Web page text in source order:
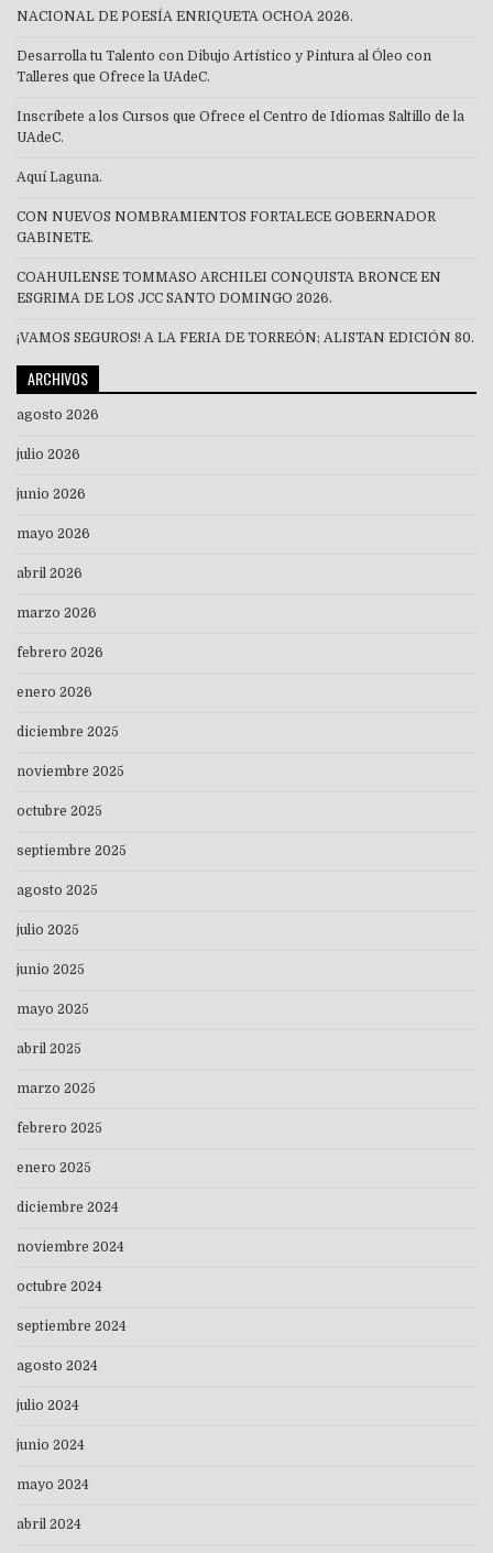
NACIONAL DE POESÍA ENRIQUETA OCHOA 2026.
Desarrolla tu Talento con Dibujo Artístico y Pintura al Óleo con
Talleres que Ofrece la UAdeC.
Inscríbete a los Cursos que Ofrece el Centro de Idiomas Saltillo de la
UAdeC.
Aquí Laguna.
CON NUEVOS NOMBRAMIENTOS FORTALECE GOBERNADOR
GABINETE.
COAHUILENSE TOMMASO ARCHILEI CONQUISTA BRONCE EN
ESGRIMA DE LOS JCC SANTO DOMINGO 2026.
¡VAMOS SEGUROS! A LA FERIA DE TORREÓN; ALISTAN EDICIÓN 80.
ARCHIVOS
agosto 2026
julio 2026
junio 2026
mayo 2026
abril 2026
marzo 2026
febrero 2026
enero 2026
diciembre 2025
noviembre 2025
octubre 2025
septiembre 2025
agosto 2025
julio 2025
junio 2025
mayo 2025
abril 2025
marzo 2025
febrero 2025
enero 2025
diciembre 2024
noviembre 2024
octubre 2024
septiembre 2024
agosto 2024
julio 2024
junio 2024
mayo 2024
abril 2024